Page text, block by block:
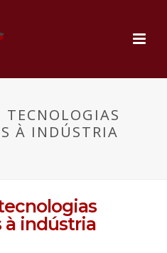
TECNOLOGIAS
À INDÚSTRIA
à indústria